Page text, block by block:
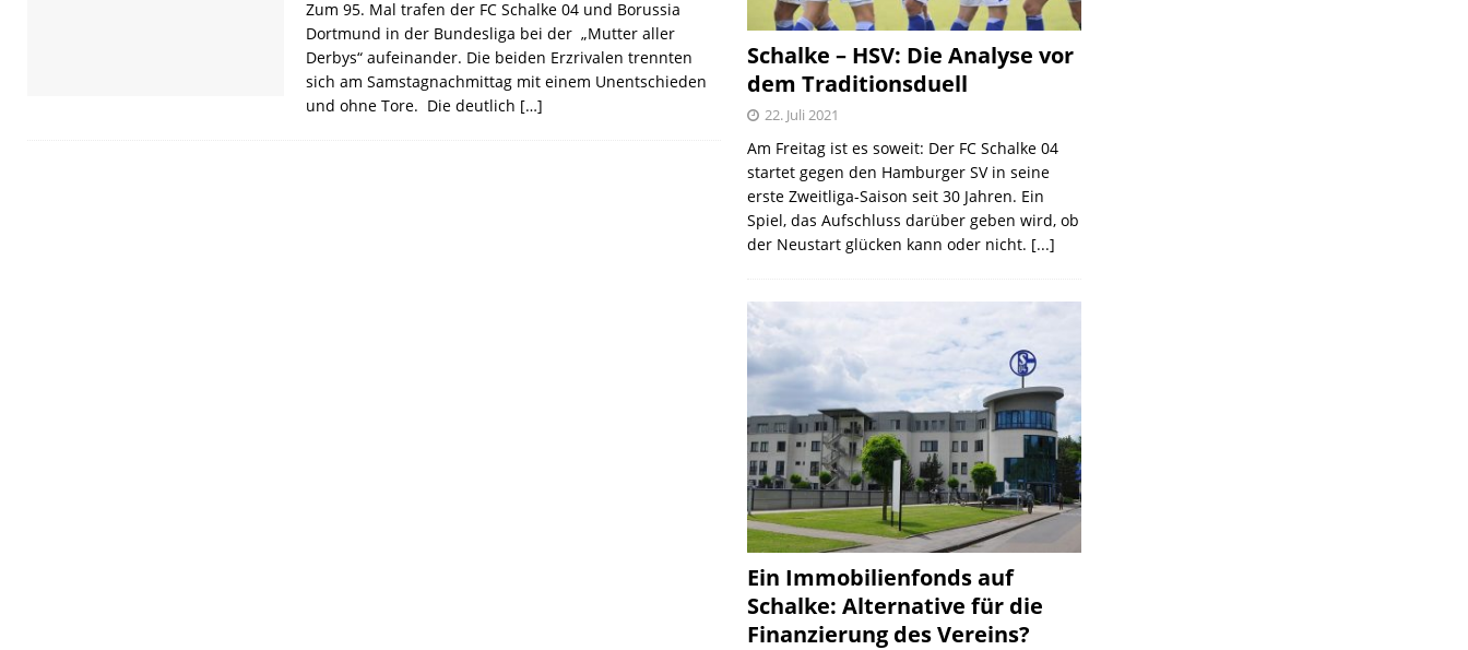
Zum 95. Mal trafen der FC Schalke 04 und Borussia
Dortmund in der Bundesliga bei der „Mutter aller
Derbys“ aufeinander. Die beiden Erzrivalen trennten
sich am Samstagnachmittag mit einem Unentschieden
und ohne Tore. Die deutlich […]
Schalke – HSV: Die Analyse vor
dem Traditionsduell
22. Juli 2021
Am Freitag ist es soweit: Der FC Schalke 04
startet gegen den Hamburger SV in seine
erste Zweitliga-Saison seit 30 Jahren. Ein
Spiel, das Aufschluss darüber geben wird, ob
der Neustart glücken kann oder nicht. [...]
Ein Immobilienfonds auf
Schalke: Alternative für die
Finanzierung des Vereins?